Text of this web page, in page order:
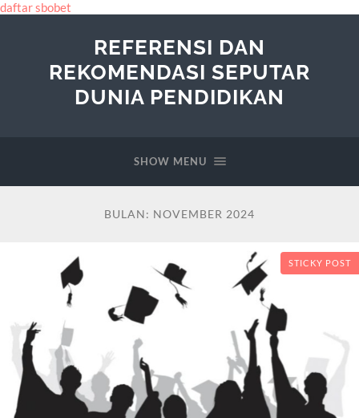
daftar sbobet
REFERENSI DAN
REKOMENDASI SEPUTAR
DUNIA PENDIDIKAN
SHOW MENU
BULAN: NOVEMBER 2024
STICKY POST